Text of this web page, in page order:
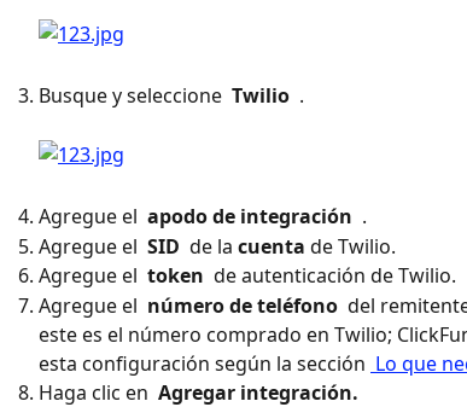
Busque y seleccione Twilio .
Agregue el apodo de integración .
Agregue el SID de la cuenta de Twilio.
Agregue el token de autenticación de Twilio.
Agregue el número de teléfono del
este es el número comprado en Twilio;
esta configuración según la sección Lo que
Haga clic en Agregar integración.